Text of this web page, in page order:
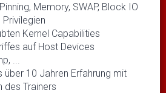
Memory, SWAP, Block IO
Kernel Capabilities
auf Host Devices
...
über 10 Jahren Erfahrung mit
des Trainers